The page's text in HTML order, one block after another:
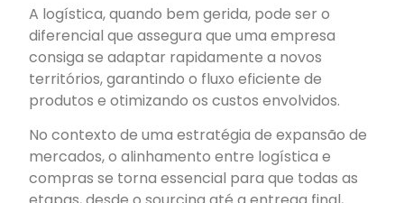
A logística, quando bem gerida, pode ser o
diferencial que assegura que uma empresa
consiga se adaptar rapidamente a novos
territórios, garantindo o fluxo eficiente de
produtos e otimizando os custos envolvidos.
No contexto de uma estratégia de expansão de
mercados, o alinhamento entre logística e
compras se torna essencial para que todas as